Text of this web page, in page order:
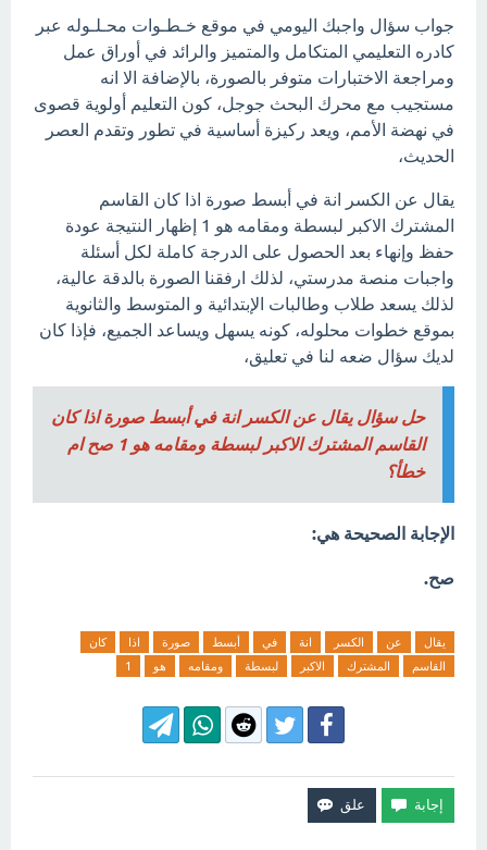
جواب سؤال واجبك اليومي في موقع خـطـوات محـلـوله عبر
كادره التعليمي المتكامل والمتميز والرائد في أوراق عمل
ومراجعة الاختبارات متوفر بالصورة، بالإضافة الا انه
مستجيب مع محرك البحث جوجل، كون التعليم أولوية قصوى
في نهضة الأمم، ويعد ركيزة أساسية في تطور وتقدم العصر
الحديث،
يقال عن الكسر انة في أبسط صورة اذا كان القاسم
المشترك الاكبر لبسطة ومقامه هو 1 إظهار النتيجة عودة
حفظ وإنهاء بعد الحصول على الدرجة كاملة لكل أسئلة
واجبات منصة مدرستي، لذلك ارفقنا الصورة بالدقة عالية،
لذلك يسعد طلاب وطالبات الإبتدائية و المتوسط والثانوية
بموقع خطوات محلوله، كونه يسهل ويساعد الجميع، فإذا كان
لديك سؤال ضعه لنا في تعليق،
حل سؤال يقال عن الكسر انة في أبسط صورة اذا كان
القاسم المشترك الاكبر لبسطة ومقامه هو 1 صح ام
خطأ؟
الإجابة الصحيحة هي:
صح.
يقال عن الكسر انة في أبسط صورة اذا
كان
القاسم
المشترك الاكبر لبسطة ومقامه هو 1